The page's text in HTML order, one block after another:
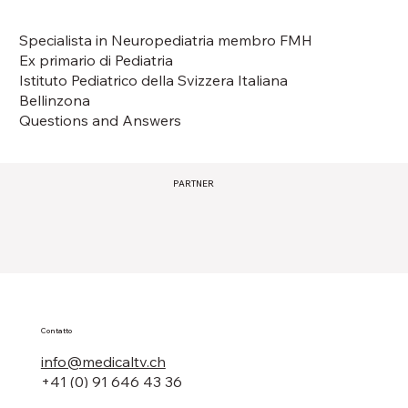
Specialista in Neuropediatria membro FMH
Ex primario di Pediatria
Istituto Pediatrico della Svizzera Italiana
Bellinzona
Questions and Answers
PARTNER
Contatto
info@medicaltv.ch
+41 (0) 91 646 43 36